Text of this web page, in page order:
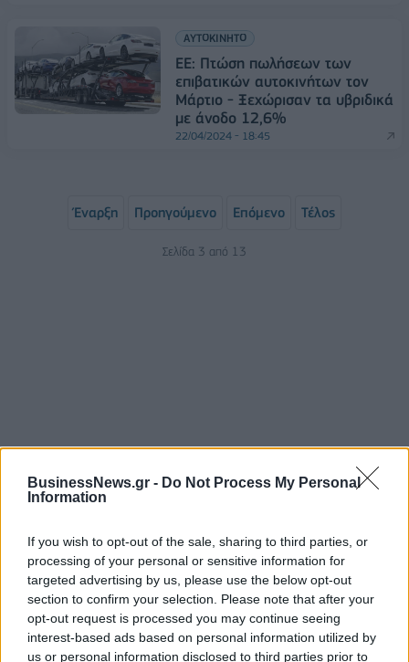
BusinessNews.gr - Do Not Process My Personal
Information
If you wish to opt-out of the sale, sharing to third parties, or
processing of your personal or sensitive information for
targeted advertising by us, please use the below opt-out
section to confirm your selection. Please note that after your
opt-out request is processed you may continue seeing
interest-based ads based on personal information utilized by
us or personal information disclosed to third parties prior to
ΑΥΤΟΚΙΝΗΤΟ
ΕΕ: Πτώση πωλήσεων των
επιβατικών αυτοκινήτων τον
Μάρτιο - Ξεχώρισαν τα υβριδικά
με άνοδο 12,6%
22/04/2024 - 18:45
Έναρξη Προηγούμενο Επόμενο Τέλος
Σελίδα 3 από 13
ΡΟΗ ΕΙΔΗΣΕΩΝ
Κορυφώνεται η έξοδος του Αυγούστου – Πάνω από
56.000 επιβάτες αναχωρούν σήμερα από τα
λιμάνια της Αττικής
08/08/2026 - 14:30 ΕΛΛΑΔΑ
Δυτική Αττική: Η επόμενη ημέρα μετά τις πυρκαγιές
– Τα έργα Antinero και η «μάχη» πριν από τις